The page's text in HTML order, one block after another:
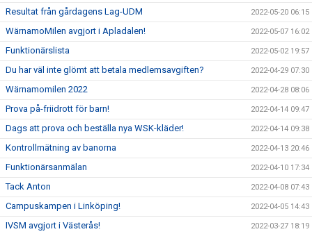
Resultat från gårdagens Lag-UDM 2022-05-20 06:15
WärnamoMilen avgjort i Apladalen! 2022-05-07 16:02
Funktionärslista 2022-05-02 19:57
Du har väl inte glömt att betala medlemsavgiften? 2022-04-29 07:30
Wärnamomilen 2022 2022-04-28 08:06
Prova på-friidrott för barn! 2022-04-14 09:47
Dags att prova och beställa nya WSK-kläder! 2022-04-14 09:38
Kontrollmätning av banorna 2022-04-13 20:46
Funktionärsanmälan 2022-04-10 17:34
Tack Anton 2022-04-08 07:43
Campuskampen i Linköping! 2022-04-05 14:43
IVSM avgjort i Västerås! 2022-03-27 18:19